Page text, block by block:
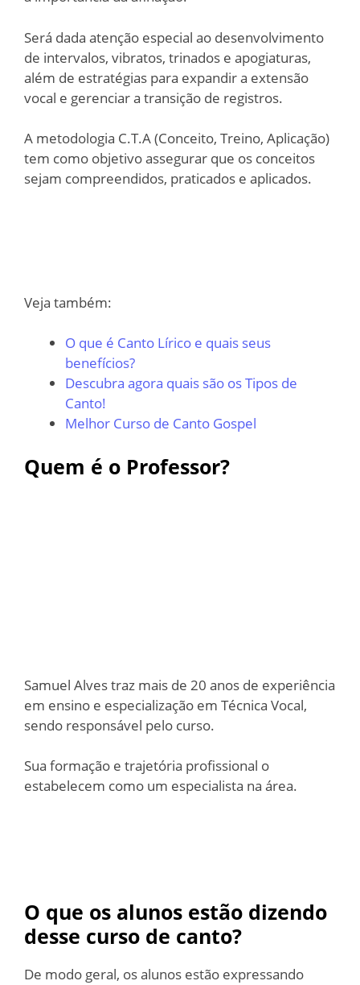
Será dada atenção especial ao desenvolvimento
de intervalos, vibratos, trinados e apogiaturas,
além de estratégias para expandir a extensão
vocal e gerenciar a transição de registros.
A metodologia C.T.A (Conceito, Treino, Aplicação)
tem como objetivo assegurar que os conceitos
sejam compreendidos, praticados e aplicados.
Veja também:
O que é Canto Lírico e quais seus
benefícios?
Descubra agora quais são os Tipos de
Canto!
Melhor Curso de Canto Gospel
Quem é o Professor?
Samuel Alves traz mais de 20 anos de experiência
em ensino e especialização em Técnica Vocal,
sendo responsável pelo curso.
Sua formação e trajetória profissional o
estabelecem como um especialista na área.
O que os alunos estão dizendo
desse curso de canto?
De modo geral, os alunos estão expressando